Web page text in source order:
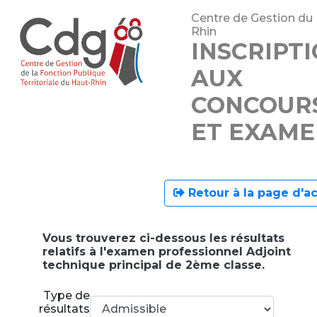
Centre de Gestion du
Rhin
AUX
ET
Retour à la page
Vous trouverez ci-dessous les résultats
relatifs à l'examen professionnel Adjoint
technique principal de 2ème classe.
Type de
résultats